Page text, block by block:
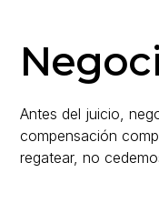
Antes del juicio,
compensación
regatear, no